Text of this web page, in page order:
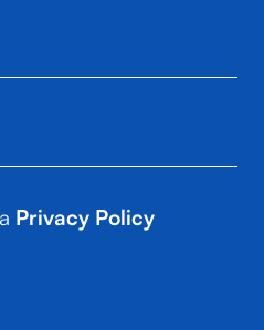
Privacy Policy